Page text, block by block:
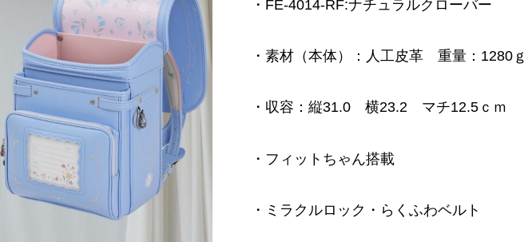
・FE-4014-RF:ナチュラルクローバー
・素材（本体）：人工皮革 重量：1280ｇ
・収容：縦31.0 横23.2 マチ12.5ｃｍ
・フィットちゃん搭載
・ミラクルロック・らくふわベルト